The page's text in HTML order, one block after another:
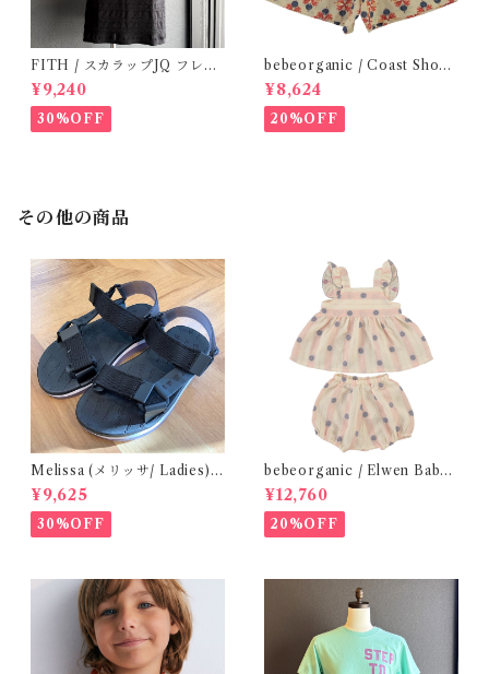
FITH / スカラップJQ フレン
チスリーブTシャツ (Black) /
Size 1・2
¥9,240
30%OFF
bebeorganic / Coast Short
s Under The Sea ( 3・５Y)
¥8,624
20%OFF
その他の商品
Melissa (メリッサ/ Ladies)
Papete +Rider / Black
¥9,625
30%OFF
bebeorganic / Elwen Baby
Set Pink Petal Stripe(24ｍ)
¥12,760
20%OFF